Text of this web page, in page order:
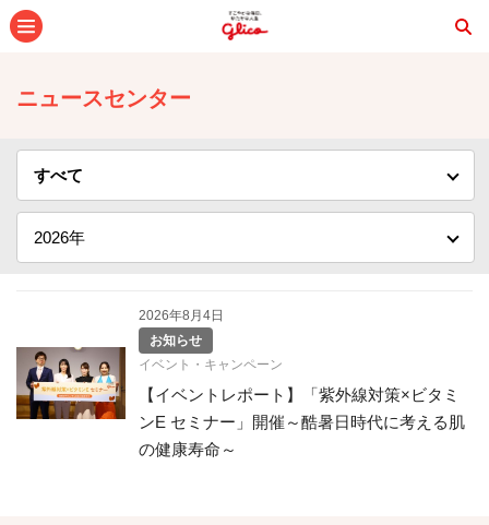
ニュースセンター
お知らせ
2026年8月4日
イベント・キャンペーン
【イベントレポート】「紫外線対策×ビタミ
ンE セミナー」開催～酷暑日時代に考える肌
の健康寿命～